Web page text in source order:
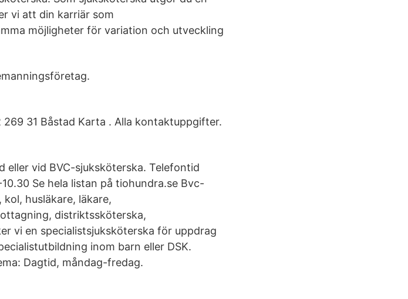
vi att din karriär som
möjligheter för variation och utveckling
269 31 Båstad Karta . Alla kontaktuppgifter.
vid BVC-sjuksköterska. Telefontid
Se hela listan på tiohundra.se Bvc-
husläkare, läkare,
distriktssköterska,
vi en specialistsjuksköterska för uppdrag
inom barn eller DSK.
Dagtid, måndag-fredag.